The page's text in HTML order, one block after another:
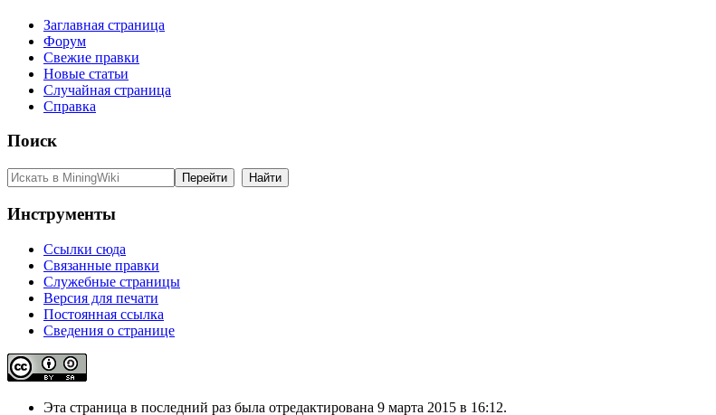
Заглавная страница
Форум
Свежие правки
Новые статьи
Случайная страница
Справка
Поиск
Инструменты
Ссылки сюда
Связанные правки
Служебные страницы
Версия для печати
Постоянная ссылка
Сведения о странице
Эта страница в последний раз была отредактирована 9 марта 2015 в 16:12.